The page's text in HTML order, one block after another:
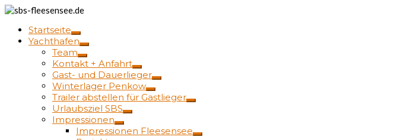
Startseite
Yachthafen
Team
Kontakt + Anfahrt
Gast- und Dauerlieger
Winterlager Penkow
Trailer abstellen für Gastlieger
Urlaubsziel SBS
Impressionen
Impressionen Fleesensee